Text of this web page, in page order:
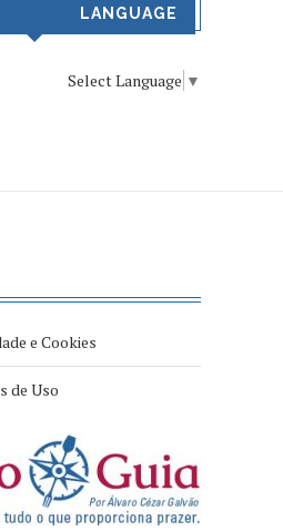
LANGUAGE
Select Language ▼
e Cookies
de Uso